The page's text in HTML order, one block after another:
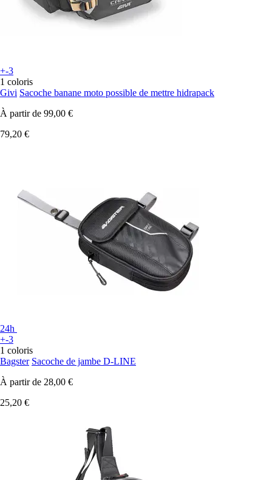
+-3
1 coloris
Givi Sacoche banane moto possible de mettre hidrapack
À partir de 99,00 €
79,20 €
24h
+-3
1 coloris
Bagster Sacoche de jambe D-LINE
À partir de 28,00 €
25,20 €